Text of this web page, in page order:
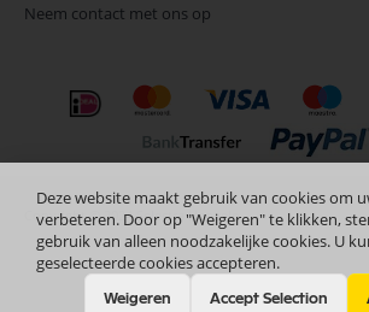
Neem contact met ons op
Deze website maakt gebruik van cookies om
verbeteren. Door op "Weigeren" te klikken,
gebruik van alleen noodzakelijke cookies. U
geselecteerde cookies accepteren.
Weigeren Accept Selection
Copyright © 2024 Selectra Hengelo